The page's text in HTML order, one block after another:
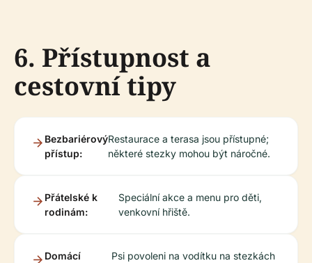
6. Přístupnost a
cestovní tipy
Bezbariérový
přístup:
Restaurace a terasa jsou přístupné;
některé stezky mohou být náročné.
Přátelské k
rodinám:
Speciální akce a menu pro děti,
venkovní hřiště.
Domácí
Psi povoleni na vodítku na stezkách